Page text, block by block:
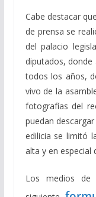
Cabe destacar
de prensa se
del palacio
diputados,
todos los años,
vivo de la
fotografías del
puedan
edilicia se limitó
alta y en especial
Los medios de